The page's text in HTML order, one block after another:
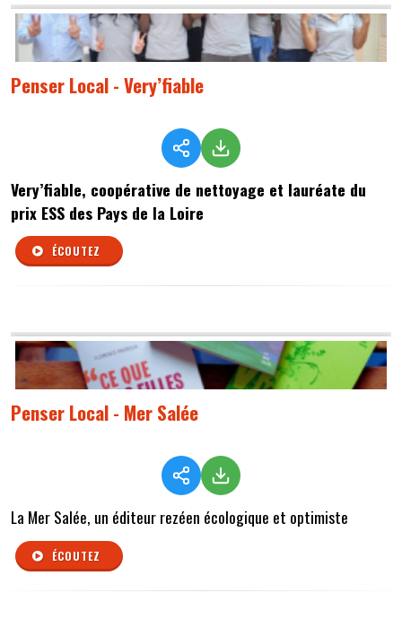
Penser Local - Very’fiable
Very’fiable, coopérative de nettoyage et lauréate du
prix ESS des Pays de la Loire
ÉCOUTEZ
Penser Local - Mer Salée
La Mer Salée, un éditeur rezéen écologique et optimiste
ÉCOUTEZ